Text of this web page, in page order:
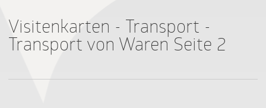
Visitenkarten - Transport -
Transport von Waren Seite 2